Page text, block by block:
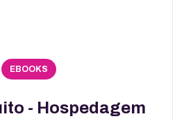
EBOOKS
- Hospedagem